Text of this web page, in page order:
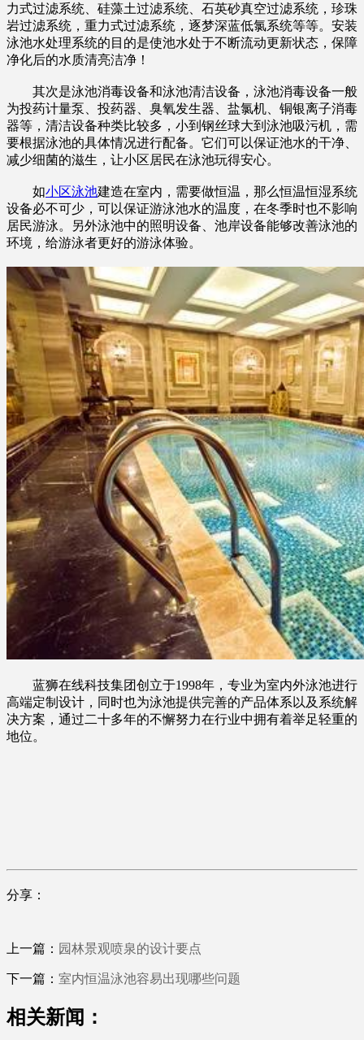
力式过滤系统、硅藻土过滤系统、石英砂真空过滤系统，珍珠
岩过滤系统，重力式过滤系统，逐梦深蓝低氯系统等等。安装
泳池水处理系统的目的是使池水处于不断流动更新状态，保障
净化后的水质清亮洁净！
其次是泳池消毒设备和泳池清洁设备，泳池消毒设备一般
为投药计量泵、投药器、臭氧发生器、盐氯机、铜银离子消毒
器等，清洁设备种类比较多，小到钢丝球大到泳池吸污机，需
要根据泳池的具体情况进行配备。它们可以保证池水的干净、
减少细菌的滋生，让小区居民在泳池玩得安心。
如小区泳池建造在室内，需要做恒温，那么恒温恒湿系统
设备必不可少，可以保证游泳池水的温度，在冬季时也不影响
居民游泳。另外泳池中的照明设备、池岸设备能够改善泳池的
环境，给游泳者更好的游泳体验。
蓝狮在线科技集团创立于1998年，专业为室内外泳池进行
高端定制设计，同时也为泳池提供完善的产品体系以及系统解
决方案，通过二十多年的不懈努力在行业中拥有着举足轻重的
地位。
分享：
上一篇： 园林景观喷泉的设计要点
下一篇： 室内恒温泳池容易出现哪些问题
相关新闻：